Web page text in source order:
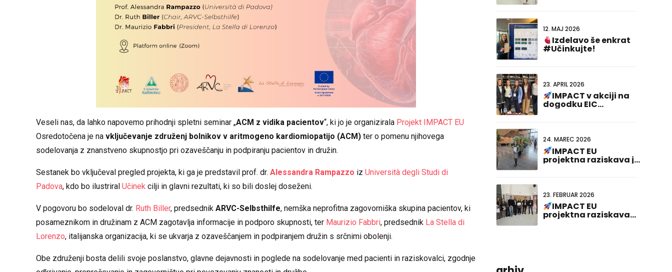
Veseli nas, da lahko napovemo prihodnji spletni seminar „ACM z vidika pacientov“, ki jo je organizirala Projekt IMPACT EU
Osredotočena je na vključevanje združenj bolnikov v aritmogeno kardiomiopatijo (ACM) ter o pomenu njihovega
sodelovanja z znanstveno skupnostjo pri ozaveščanju in podpiranju pacientov in družin.
Sestanek bo vključeval pregled projekta, ki ga je predstavil prof. dr. Alessandra Rampazzo iz Università degli Studi di
Padova, kdo bo ilustriral Učinek cilji in glavni rezultati, ki so bili doslej doseženi.
V pogovoru bo sodeloval dr. Ruth Biller, predsednik ARVC-Selbsthilfe, nemška neprofitna zagovorniška skupina pacientov, ki
posameznikom in družinam z ACM zagotavlja informacije in podporo skupnosti, ter Maurizio Fabbri, predsednik La Stella di
Lorenzo, italijanska organizacija, ki se ukvarja z ozaveščanjem in podpiranjem družin s srčnimi obolenji.
Obe združenji bosta delili svoje poslanstvo, glavne dejavnosti in poglede na sodelovanje med pacienti in raziskovalci, zgodnje
12. MAJ 2026
Izdelavo še enkrat
#Učinkujte!
23. APRIL 2026
IMPACT v akciji na
dogodku EIC
24. MAREC 2026
IMPACT EU
projektna raziskava je
nagrado za najboljšo
predstavitev plakata!
23. FEBRUAR 2026
IMPACT EU
projektna raziskava